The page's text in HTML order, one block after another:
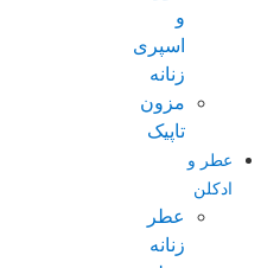
و
اسپری
زنانه
مزون
تاپیک
عطر و
ادکلن
عطر
زنانه